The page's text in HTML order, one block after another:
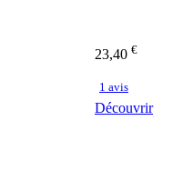
23,40 €
1 avis
Découvrir